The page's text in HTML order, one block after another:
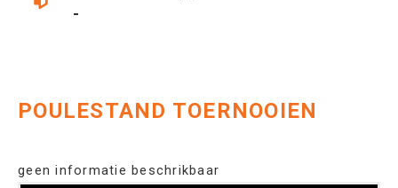
-
POULESTAND TOERNOOIEN
geen informatie beschrikbaar